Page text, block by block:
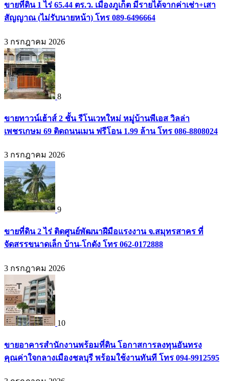
ขายที่ดิน 1 ไร่ 65.44 ตร.ว. เมืองภูเก็ต มีรายได้จากค่าเช่า+เสา
สัญญาณ (ไม่รับนายหน้า) โทร 089-6496664
3 กรกฎาคม 2026
8
ขายทาวน์เฮ้าส์ 2 ชั้น รีโนเวทใหม่ หมู่บ้านพีเอส วิลล่า
เพชรเกษม 69 ติดถนนเมน ฟรีโอน 1.99 ล้าน โทร 086-8808024
3 กรกฎาคม 2026
9
ขายที่ดิน 2 ไร่ ติดศูนย์พัฒนาฝีมือแรงงาน จ.สมุทรสาคร ที่
จัดสรรขนาดเล็ก บ้าน-โกดัง โทร 062-0172888
3 กรกฎาคม 2026
10
ขายอาคารสำนักงานพร้อมที่ดิน โอกาสการลงทุนอันทรง
คุณค่าใจกลางเมืองชลบุรี พร้อมใช้งานทันที โทร 094-9912595